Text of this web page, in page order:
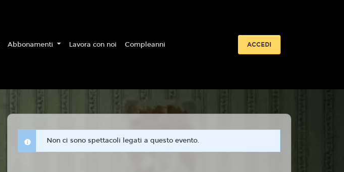
Abbonamenti Lavora con noi Compleanni ACCEDI
Non ci sono spettacoli legati a questo evento.